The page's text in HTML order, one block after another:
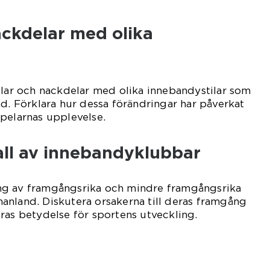
med olika
och nackdelar med olika innebandystilar som
Förklara hur dessa förändringar har påverkat
upplevelse.
av innebandyklubbar
av framgångsrika och mindre framgångsrika
Diskutera orsakerna till deras framgång
betydelse för sportens utveckling.